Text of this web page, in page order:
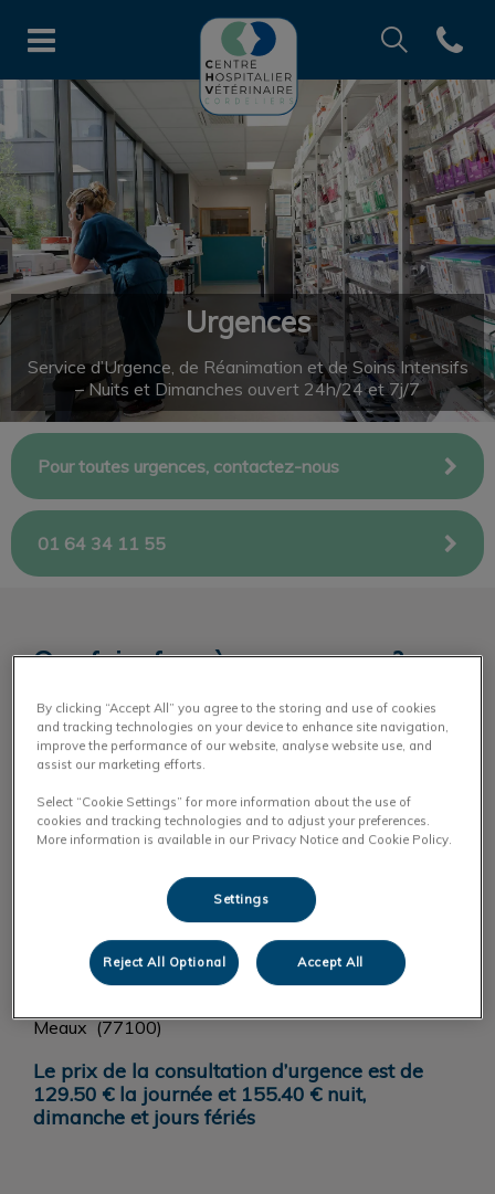
Page d'accueil de CHV des
Open
Recherche
Recherche
Recherche
Urgences
Service d’Urgence, de Réanimation et de Soins Intensifs
– Nuits et Dimanches ouvert 24h/24 et 7j/7
Pour toutes urgences, contactez-nous
01 64 34 11 55
Que faire face à une urgence ?
Nous évaluerons le caractère d’urgence
Nous vous donnerons la conduite à tenir pendant le
trajet
Nous préparerons le matériel nécessaire à la prise
en charge de votre animal
Meaux (77100)
Le prix de la consultation d’urgence est de
129.50 € la journée et 155.40 € nuit,
dimanche et jours fériés
By clicking “Accept All” you agree to the storing and use of cookies
and tracking technologies on your device to enhance site navigation,
improve the performance of our website, analyse website use, and
assist our marketing efforts.
Select “Cookie Settings” for more information about the use of
cookies and tracking technologies and to adjust your preferences.
More information is available in our Privacy Notice and Cookie Policy.
Settings
Reject All Optional Accept All